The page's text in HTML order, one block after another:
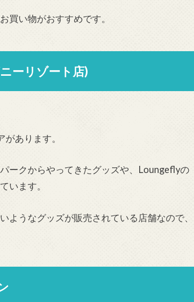
買い物がおすすめです。
ーリゾート店)
あります。
ークからやってきたグッズや、Loungeflyの
います。
ようなグッズが販売されている店舗なので、